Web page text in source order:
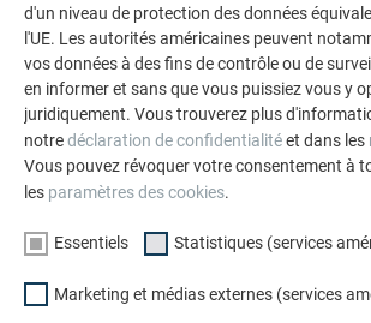
RETOUR
L’ENTREPRISE FAMILIALE | PREFA
À propos de nous
Durabilité
Trouver
d'un niveau de protection des données
l'UE. Les autorités américaines peuvent
vos données à des fins de contrôle ou de
en informer et sans que vous puissiez vous y
juridiquement. Vous trouverez plus
notredéclaration de confidentialitéet dans les
Vous pouvez révoquer votre consentement à
les paramètres des cookies.
Essentiels Statistiques (services
Marketing et médias externes (services